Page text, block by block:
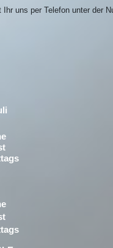
Ihr uns per Telefon unter der